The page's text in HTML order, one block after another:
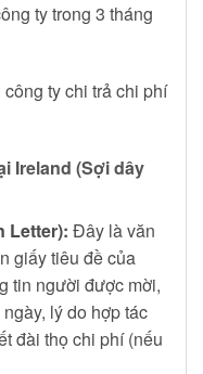
ty trong 3 tháng
ty chi trả chi phí
Ireland (Sợi dây
Letter): Đây là văn
giấy tiêu đề của
tin người được mời,
lý do hợp tác
đài thọ chi phí (nếu